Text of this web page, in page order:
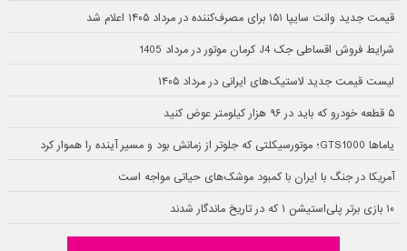
قیمت جدید وانت سایپا ۱۵۱ برای مصرف‌کننده در مرداد ۱۴۰۵ اعلام شد
شرایط فروش اقساطی جک J4 کرمان موتور در مرداد 1405
لیست قیمت جدید لاستیک‌های ایرانی در مرداد ۱۴۰۵
۵ قطعه خودرو که باید در ۹۶ هزار کیلومتر عوض کنید
یاماها GTS1000؛ موتورسیکلتی که جلوتر از زمانش بود و مسیر آینده را هموار کرد
آمریکا در جنگ با ایران با کمبود موشک‌های حیاتی مواجه است
۱۰ بازی برتر پلی‌استیشن ۱ که در تاریخ ماندگار شدند